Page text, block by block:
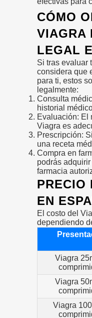
CÓMO
VIAGRA
LEGAL
Si tras evaluar
considera que
para ti, estos
legalmente:
Consulta
historial
Evaluación: El
Viagra es
Prescripción:
una receta
Compra en
podrás
farmacia
PRECIO
EN
El costo del
dependiendo
Viagra
Viagra
Viagra